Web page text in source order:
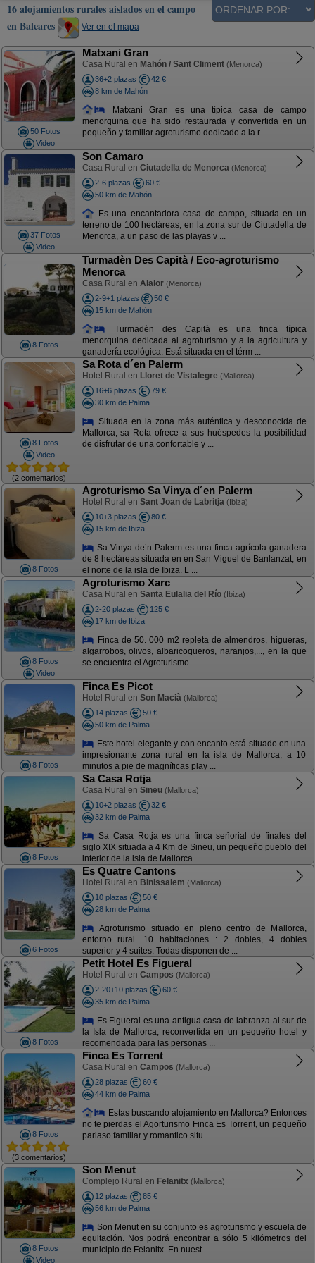
16 alojamientos rurales aislados en el campo
en Baleares
Ver en el mapa
50 Fotos
Video
Matxani Gran
Casa Rural en Mahón / Sant Climent (Menorca)
36+2 plazas
42 €
8 km de Mahón
Matxani Gran es una típica casa de campo
menorquina que ha sido restaurada y convertida en un
pequeño y familiar agroturismo dedicado a la r ...
37 Fotos
Video
Son Camaro
Casa Rural en Ciutadella de Menorca (Menorca)
2-6 plazas
60 €
50 km de Mahón
Es una encantadora casa de campo, situada en un
terreno de 100 hectáreas, en la zona sur de Ciutadella de
Menorca, a un paso de las playas v ...
8 Fotos
Turmadèn Des Capità / Eco-agroturismo
Menorca
Casa Rural en Alaior (Menorca)
2-9+1 plazas
50 €
15 km de Mahón
Turmadèn des Capità es una finca típica
menorquina dedicada al agroturismo y a la agricultura y
ganadería ecológica. Está situada en el térm ...
8 Fotos
Video
(2 comentarios)
Sa Rota d´en Palerm
Hotel Rural en Lloret de Vistalegre (Mallorca)
16+6 plazas
79 €
30 km de Palma
Situada en la zona más auténtica y desconocida de
Mallorca, sa Rota ofrece a sus huéspedes la posibilidad
de disfrutar de una confortable y ...
8 Fotos
Agroturismo Sa Vinya d´en Palerm
Hotel Rural en Sant Joan de Labritja (Ibiza)
10+3 plazas
80 €
15 km de Ibiza
Sa Vinya de’n Palerm es una finca agrícola-ganadera
de 8 hectáreas situada en en San Miguel de Banlanzat, en
el norte de la isla de Ibiza. L ...
8 Fotos
Video
Agroturismo Xarc
Casa Rural en Santa Eulalia del Río (Ibiza)
2-20 plazas
125 €
17 km de Ibiza
Finca de 50. 000 m2 repleta de almendros, higueras,
algarrobos, olivos, albaricoqueros, naranjos,..., en la que
se encuentra el Agroturismo ...
8 Fotos
Finca Es Picot
Hotel Rural en Son Macià (Mallorca)
14 plazas
50 €
50 km de Palma
Este hotel elegante y con encanto está situado en una
impresionante zona rural en la isla de Mallorca, a 10
minutos a pie de magníficas play ...
8 Fotos
Sa Casa Rotja
Casa Rural en Sineu (Mallorca)
10+2 plazas
32 €
32 km de Palma
Sa Casa Rotja es una finca señorial de finales del
siglo XIX situada a 4 Km de Sineu, un pequeño pueblo del
interior de la isla de Mallorca. ...
6 Fotos
Es Quatre Cantons
Hotel Rural en Binissalem (Mallorca)
10 plazas
50 €
28 km de Palma
Agroturismo situado en pleno centro de Mallorca,
entorno rural. 10 habitaciones : 2 dobles, 4 dobles
superior y 4 suites. Todas disponen de ...
8 Fotos
Petit Hotel Es Figueral
Hotel Rural en Campos (Mallorca)
2-20+10 plazas
60 €
35 km de Palma
Es Figueral es una antigua casa de labranza al sur de
la Isla de Mallorca, reconvertida en un pequeño hotel y
recomendada para las personas ...
8 Fotos
(3 comentarios)
Finca Es Torrent
Casa Rural en Campos (Mallorca)
28 plazas
60 €
44 km de Palma
Estas buscando alojamiento en Mallorca? Entonces
no te pierdas el Agorturismo Finca Es Torrent, un pequeño
pariaso familiar y romantico situ ...
8 Fotos
Video
Son Menut
Complejo Rural en Felanitx (Mallorca)
12 plazas
85 €
56 km de Palma
Son Menut en su conjunto es agroturismo y escuela de
equitación. Nos podrá encontrar a sólo 5 kilómetros del
municipio de Felanitx. En nuest ...